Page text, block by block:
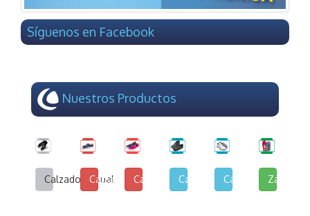
Síguenos en Facebook
Nuestros Productos
Calzado CasualCalzado de Lona y Cuerina
Calzado de Lona Urbana
Calzado EscolarCalzado Deportivo